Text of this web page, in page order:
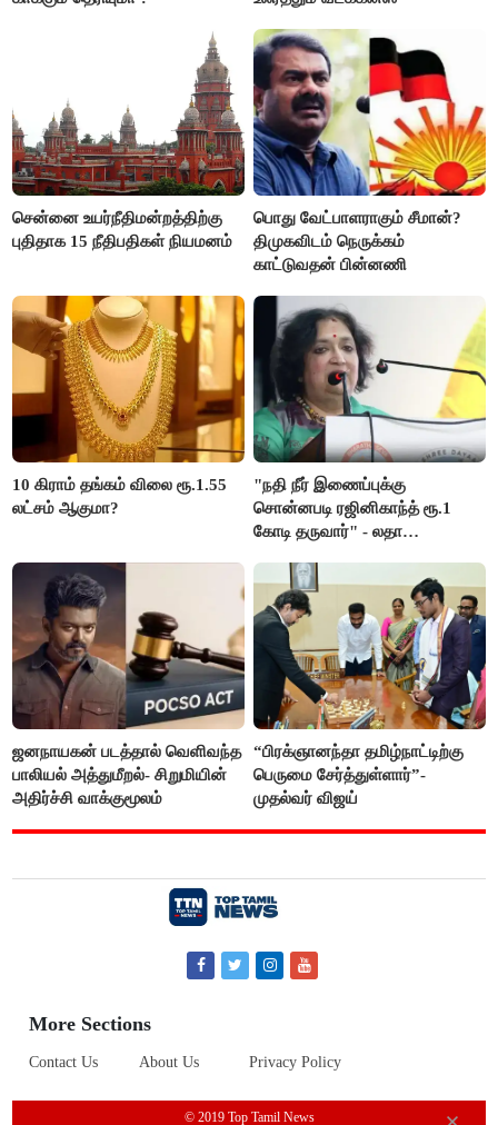
சென்னை உயர்நீதிமன்றத்திற்கு
புதிதாக 15 நீதிபதிகள் நியமனம்
பொது வேட்பாளராகும் சீமான்?
திமுகவிடம் நெருக்கம்
காட்டுவதன் பின்னணி
10 கிராம் தங்கம் விலை ரூ.1.55
லட்சம் ஆகுமா?
"நதி நீர் இணைப்புக்கு
சொன்னபடி ரஜினிகாந்த் ரூ.1
கோடி தருவார்" - லதா
ஜனநாயகன் படத்தால் வெளிவந்த
பாலியல் அத்துமீறல்- சிறுமியின்
அதிர்ச்சி வாக்குமூலம்
“பிரக்ஞானந்தா தமிழ்நாட்டிற்கு
பெருமை சேர்த்துள்ளார்”-
முதல்வர் விஜய்
More Sections
Contact Us About Us Privacy Policy
© 2019 Top Tamil News